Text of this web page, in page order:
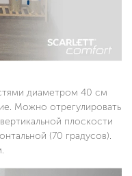
диаметром 40 см
Можно отрегулировать
плоскости
(70 градусов).